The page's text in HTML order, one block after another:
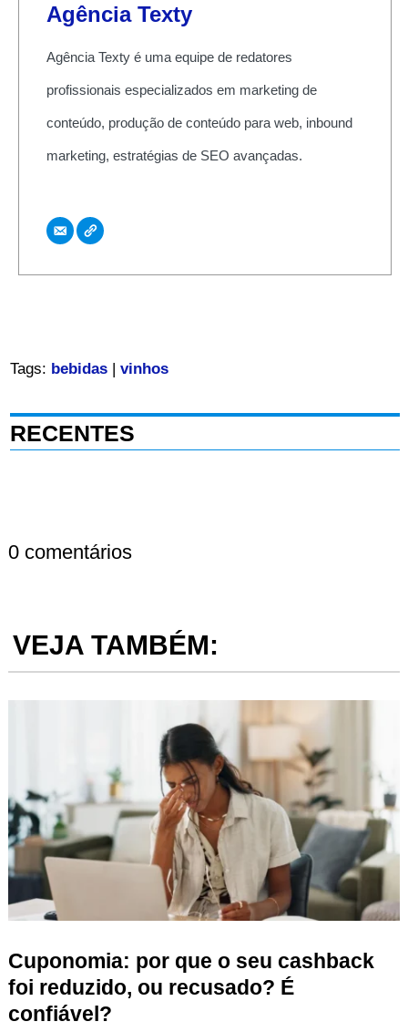
Agência Texty
Agência Texty é uma equipe de redatores
profissionais especializados em marketing de
conteúdo, produção de conteúdo para web, inbound
marketing, estratégias de SEO avançadas.
Tags: bebidas| vinhos
RECENTES
0 comentários
VEJA TAMBÉM:
Cuponomia: por que o seu cashback
foi reduzido, ou recusado? É
confiável?